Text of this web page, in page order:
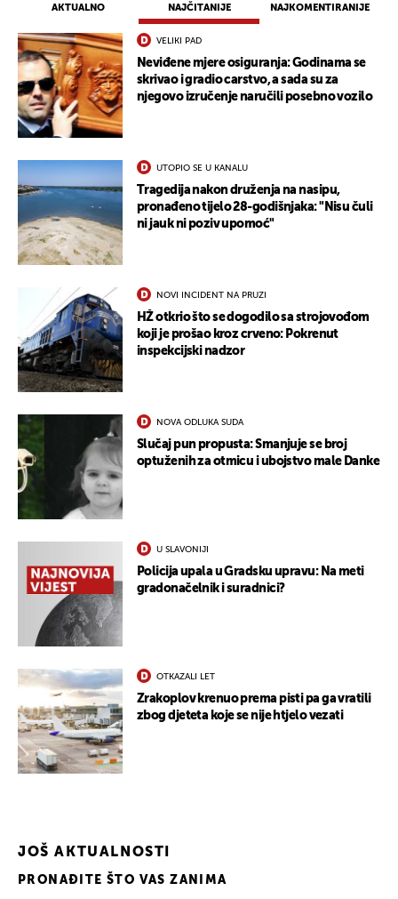
AKTUALNO NAJČITANIJE NAJKOMENTIRANIJE
VELIKI PAD
Neviđene mjere osiguranja: Godinama se
skrivao i gradio carstvo, a sada su za
njegovo izručenje naručili posebno vozilo
UTOPIO SE U KANALU
Tragedija nakon druženja na nasipu,
pronađeno tijelo 28-godišnjaka: "Nisu čuli
ni jauk ni poziv upomoć"
NOVI INCIDENT NA PRUZI
HŽ otkrio što se dogodilo sa strojovođom
koji je prošao kroz crveno: Pokrenut
inspekcijski nadzor
NOVA ODLUKA SUDA
Slučaj pun propusta: Smanjuje se broj
optuženih za otmicu i ubojstvo male Danke
U SLAVONIJI
Policija upala u Gradsku upravu: Na meti
gradonačelnik i suradnici?
OTKAZALI LET
Zrakoplov krenuo prema pisti pa ga vratili
zbog djeteta koje se nije htjelo vezati
JOŠ AKTUALNOSTI
PRONAĐITE ŠTO VAS ZANIMA
UKLJUČITE NOTIFIKACIJE